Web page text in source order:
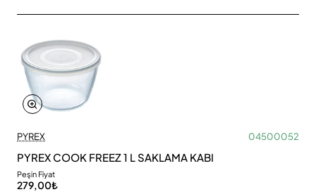
PYREX 04500052
PYREX COOK FREEZ 1 L SAKLAMA KABI
Peşin Fiyat
279,00₺